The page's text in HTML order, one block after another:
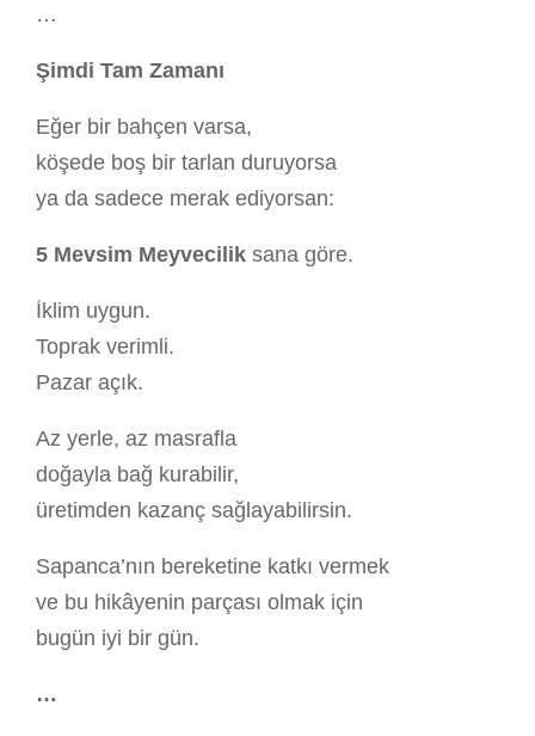
…
Şimdi Tam Zamanı
Eğer bir bahçen varsa,
köşede boş bir tarlan duruyorsa
ya da sadece merak ediyorsan:
5 Mevsim Meyvecilik sana göre.
İklim uygun.
Toprak verimli.
Pazar açık.
Az yerle, az masrafla
doğayla bağ kurabilir,
üretimden kazanç sağlayabilirsin.
Sapanca’nın bereketine katkı vermek
ve bu hikâyenin parçası olmak için
bugün iyi bir gün.
…